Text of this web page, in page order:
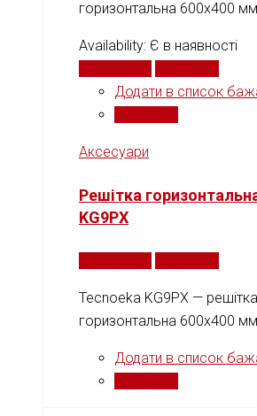
горизонтальна 600x400
Availability: Є в наявності
Додати в список
Аксесуари
Решітка
KG9PX
Tecnoeka KG9PX — решітка
горизонтальна 600x400
Додати в список